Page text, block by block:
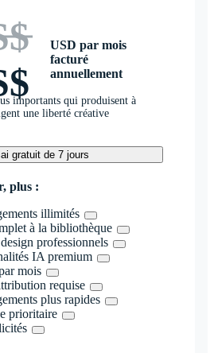
USD par mois
facturé
annuellement
importants qui produisent à
une liberté créative
gratuit de 7 jours
plus :
illimités
à la bibliothèque
professionnels
IA premium
mois
requise
plus rapides
prioritaire